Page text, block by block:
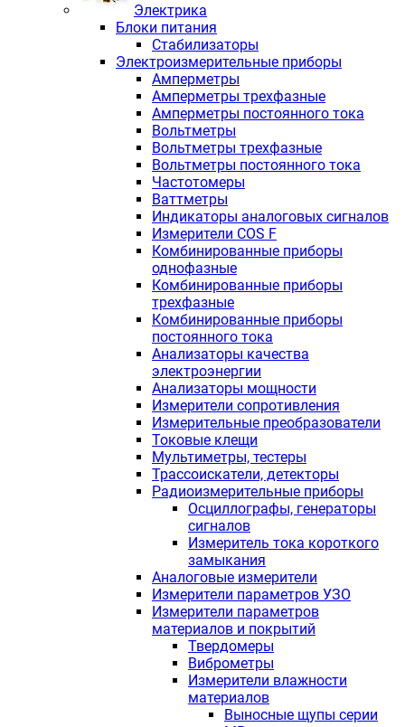
Электрика
Блоки питания
Стабилизаторы
Электроизмерительные приборы
Амперметры
Амперметры трехфазные
Амперметры постоянного тока
Вольтметры
Вольтметры трехфазные
Вольтметры постоянного тока
Частотомеры
Ваттметры
Индикаторы аналоговых сигналов
Измерители COS F
Комбинированные приборы
однофазные
Комбинированные приборы
трехфазные
Комбинированные приборы
постоянного тока
Анализаторы качества
электроэнергии
Анализаторы мощности
Измерители сопротивления
Измерительные преобразователи
Токовые клещи
Мультиметры, тестеры
Трассоискатели, детекторы
Радиоизмерительные приборы
Осциллографы, генераторы
сигналов
Измеритель тока короткого
замыкания
Аналоговые измерители
Измерители параметров УЗО
Измерители параметров
материалов и покрытий
Твердомеры
Виброметры
Измерители влажности
материалов
Выносные щупы серии